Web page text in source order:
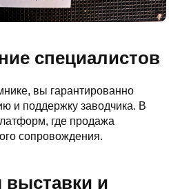
специалистов
вы гарантированно
и поддержку заводчика. В
где продажа
сопровождения.
и